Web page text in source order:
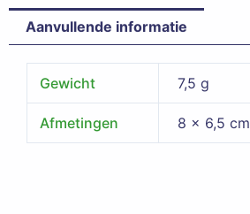
Aanvullende informatie
Gewicht 7,5 g
Afmetingen 8 × 6,5 cm